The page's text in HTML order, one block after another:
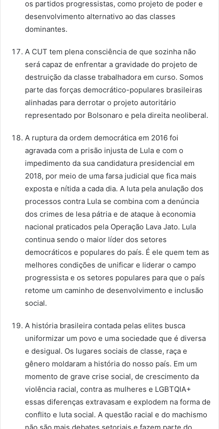
os partidos progressistas, como projeto de poder e
desenvolvimento alternativo ao das classes
dominantes.
A CUT tem plena consciência de que sozinha não
será capaz de enfrentar a gravidade do projeto de
destruição da classe trabalhadora em curso. Somos
parte das forças democrático-populares brasileiras
alinhadas para derrotar o projeto autoritário
representado por Bolsonaro e pela direita neoliberal.
A ruptura da ordem democrática em 2016 foi
agravada com a prisão injusta de Lula e com o
impedimento da sua candidatura presidencial em
2018, por meio de uma farsa judicial que fica mais
exposta e nítida a cada dia. A luta pela anulação dos
processos contra Lula se combina com a denúncia
dos crimes de lesa pátria e de ataque à economia
nacional praticados pela Operação Lava Jato. Lula
continua sendo o maior líder dos setores
democráticos e populares do país. É ele quem tem as
melhores condições de unificar e liderar o campo
progressista e os setores populares para que o país
retome um caminho de desenvolvimento e inclusão
social.
A história brasileira contada pelas elites busca
uniformizar um povo e uma sociedade que é diversa
e desigual. Os lugares sociais de classe, raça e
gênero moldaram a história do nosso país. Em um
momento de grave crise social, de crescimento da
violência racial, contra as mulheres e LGBTQIA+
essas diferenças extravasam e explodem na forma de
conflito e luta social. A questão racial e do machismo